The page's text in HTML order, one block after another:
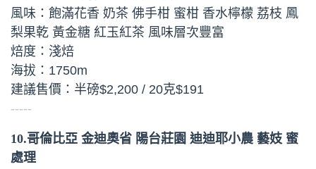
風味：飽滿花香 奶茶 佛手柑 蜜柑 香水檸檬 荔枝 鳳
梨果乾 黃金糖 紅玉紅茶 風味層次豐富
焙度：淺焙
海拔：1750m
建議售價：半磅$2,200 / 20克$191
-----
10.哥倫比亞 金迪奧省 陽台莊園 迪迪耶小農 藝妓 蜜
處理